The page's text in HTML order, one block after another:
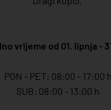
vrijeme od 01. lipnja -
PON - PET: 08:00 - 17:00 h
SUB: 08:00 - 13:00 h